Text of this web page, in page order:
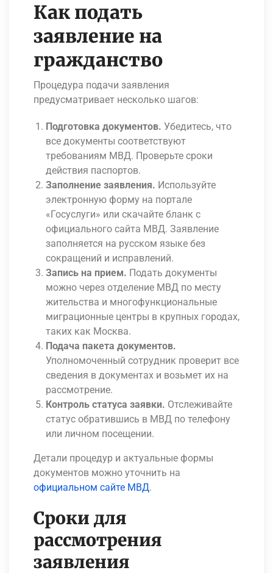
Как подать
заявление на
гражданство
Процедура подачи заявления
предусматривает несколько шагов:
Подготовка документов. Убедитесь, что
все документы соответствуют
требованиям МВД. Проверьте сроки
действия паспортов.
Заполнение заявления. Используйте
электронную форму на портале
«Госуслуги» или скачайте бланк с
официального сайта МВД. Заявление
заполняется на русском языке без
сокращений и исправлений.
Запись на прием. Подать документы
можно через отделение МВД по месту
жительства и многофункциональные
миграционные центры в крупных городах,
таких как Москва.
Подача пакета документов.
Уполномоченный сотрудник проверит все
сведения в документах и возьмет их на
рассмотрение.
Контроль статуса заявки. Отслеживайте
статус обратившись в МВД по телефону
или личном посещении.
Детали процедур и актуальные формы
документов можно уточнить на
официальном сайте МВД.
Сроки для
рассмотрения
заявления